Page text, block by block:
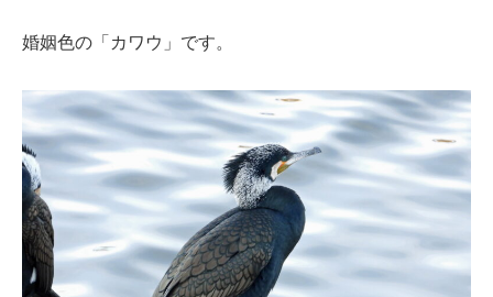
婚姻色の「カワウ」です。